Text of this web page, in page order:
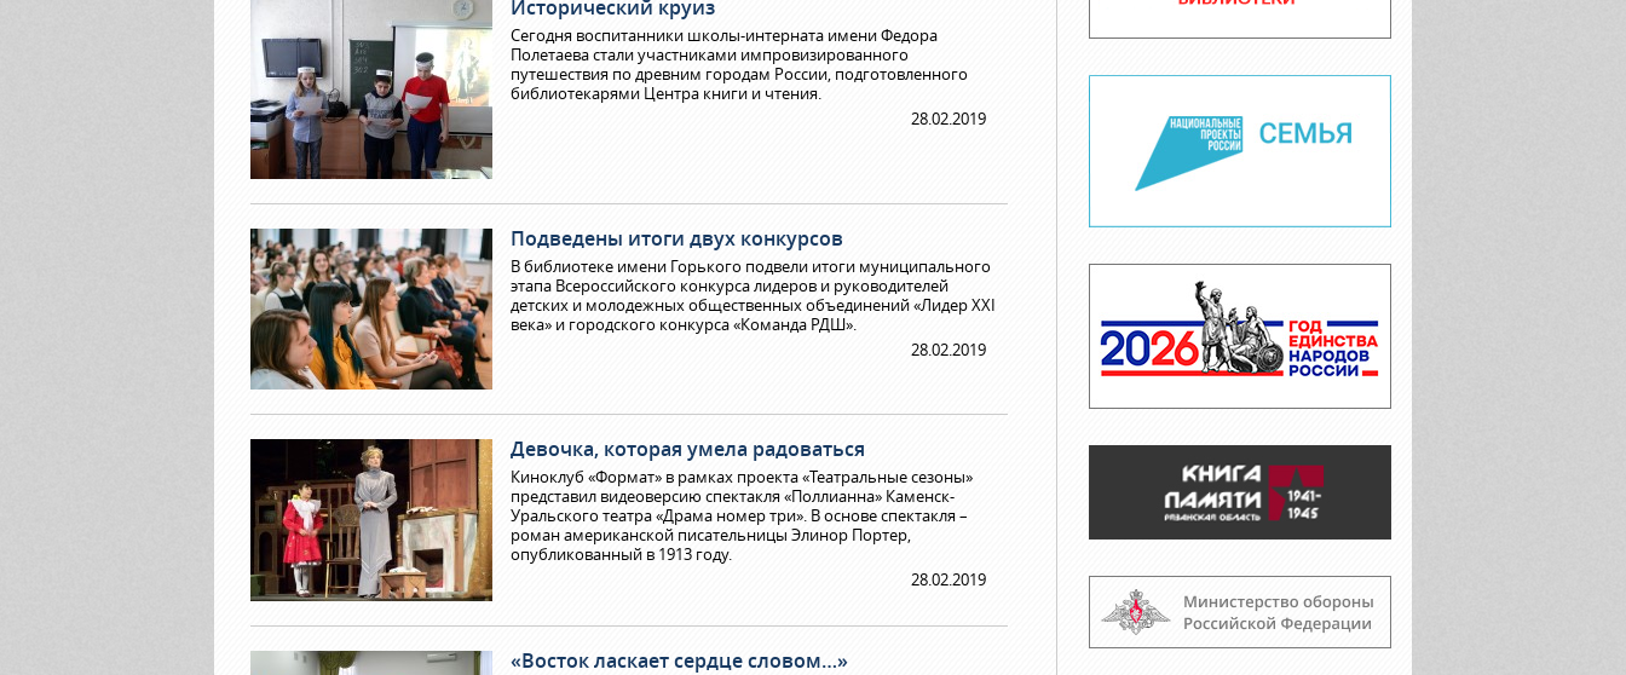
Исторический круиз
Сегодня воспитанники школы-интерната имени Федора
Полетаева стали участниками импровизированного
путешествия по древним городам России, подготовленного
библиотекарями Центра книги и чтения.
28.02.2019
Подведены итоги двух конкурсов
В библиотеке имени Горького подвели итоги муниципального
этапа Всероссийского конкурса лидеров и руководителей
детских и молодежных общественных объединений «Лидер XXI
века» и городского конкурса «Команда РДШ».
28.02.2019
Девочка, которая умела радоваться
Киноклуб «Формат» в рамках проекта «Театральные сезоны»
представил видеоверсию спектакля «Поллианна» Каменск-
Уральского театра «Драма номер три». В основе спектакля –
роман американской писательницы Элинор Портер,
опубликованный в 1913 году.
28.02.2019
«Восток ласкает сердце словом…»